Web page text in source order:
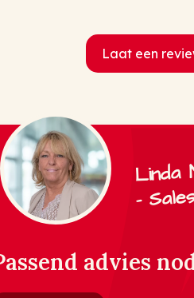
Laat een
Linda
-
advies